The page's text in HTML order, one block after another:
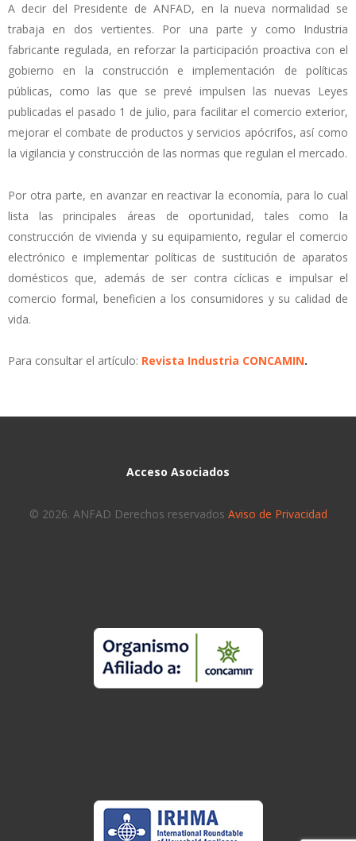
A decir del Presidente de ANFAD, en la nueva normalidad se
trabaja en dos vertientes. Por una parte y como Industria
fabricante regulada, en reforzar la participación proactiva con el
gobierno en la construcción e implementación de políticas
públicas, como las que se prevé impulsen las nuevas Leyes
publicadas el pasado 1 de julio, para facilitar el comercio exterior,
mejorar el combate de productos y servicios apócrifos, así como
la vigilancia y construcción de las normas que regulan el mercado.
Por otra parte, en avanzar en reactivar la economía, para lo cual
lista las principales áreas de oportunidad, tales como la
construcción de vivienda y su equipamiento, regular el comercio
electrónico e implementar políticas de sustitución de aparatos
domésticos que, además de ser contra cíclicas e impulsar el
comercio formal, beneficien a los consumidores y su calidad de
vida.
Para consultar el artículo: Revista Industria CONCAMIN.
Acceso Asociados
© 2026. ANFAD Derechos reservados Aviso de Privacidad